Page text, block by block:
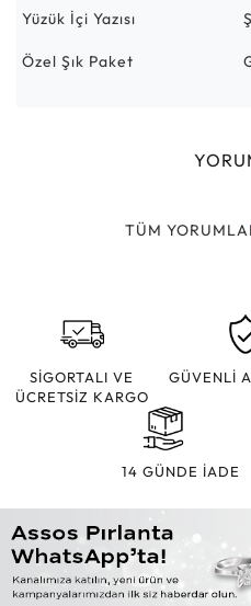
Yüzük İçi Yazısı
Özel Şık Paket
TÜM
SİGORTALI VE
ÜCRETSİZ KARGO
GÜVENLİ
14 GÜNDE İADE